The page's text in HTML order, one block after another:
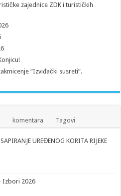
zajednice ZDK i turističkih
“Izviđački susreti”.
komentara Tagovi
UREĐENOG KORITA RIJEKE
Izbori 2026